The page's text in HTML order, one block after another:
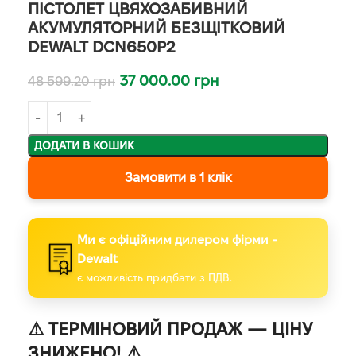
ПІСТОЛЕТ ЦВЯХОЗАБИВНИЙ
АКУМУЛЯТОРНИЙ БЕЗЩІТКОВИЙ
DEWALT DCN650P2
48 599.20грн 37 000.00 грн
ДОДАТИ В КОШИК
Замовити в 1 клік
Ми є офіційним дилером фірми -
Dewalt
є можливість придбати з ПДВ.
⚠️ ТЕРМІНОВИЙ ПРОДАЖ — ЦІНУ